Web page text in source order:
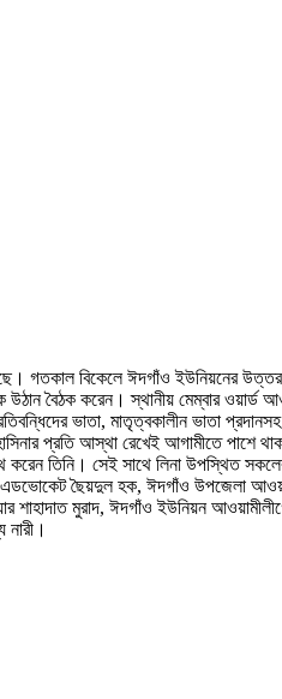
গতকাল বিকেলে ঈদগাঁও ইউনিয়নের
বৈঠক করেন। স্থানীয় মেম্বার ওয়ার্ড
ভাতা, মাতৃত্বকালীন ভাতা
প্রতি আস্থা রেখেই আগামীতে পাশে
তিনি। সেই সাথে লিনা উপস্থিত
এডভোকেট ছৈয়দুল হক, ঈদগাঁও উপজেলা
মুরাদ, ঈদগাঁও ইউনিয়ন